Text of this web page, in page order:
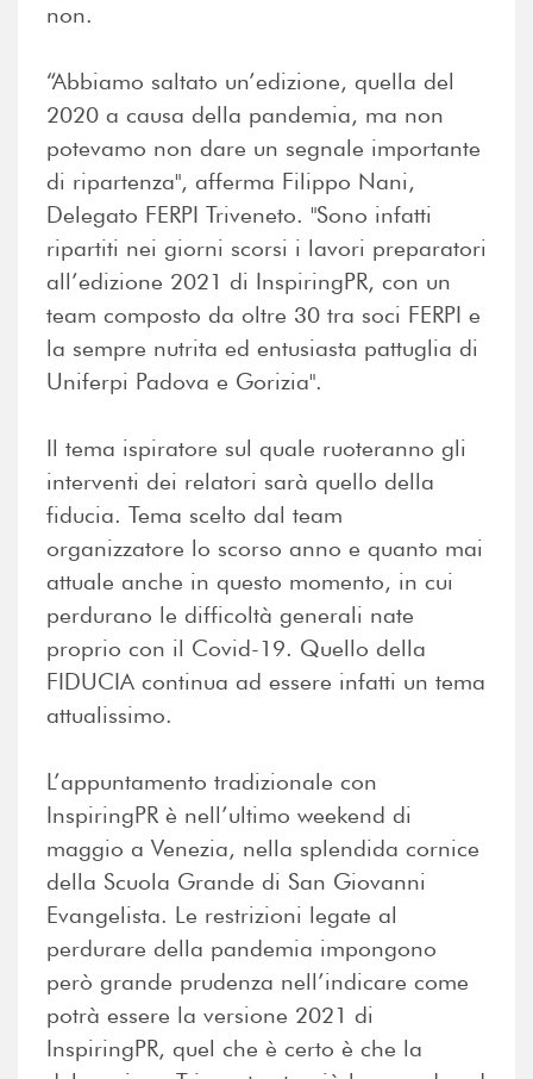
non.
“Abbiamo saltato un’edizione, quella del
2020 a causa della pandemia, ma non
potevamo non dare un segnale importante
di ripartenza", afferma Filippo Nani,
Delegato FERPI Triveneto. "Sono infatti
ripartiti nei giorni scorsi i lavori preparatori
all’edizione 2021 di InspiringPR, con un
team composto da oltre 30 tra soci FERPI e
la sempre nutrita ed entusiasta pattuglia di
Uniferpi Padova e Gorizia".
Il tema ispiratore sul quale ruoteranno gli
interventi dei relatori sarà quello della
fiducia. Tema scelto dal team
organizzatore lo scorso anno e quanto mai
attuale anche in questo momento, in cui
perdurano le difficoltà generali nate
proprio con il Covid-19. Quello della
FIDUCIA continua ad essere infatti un tema
attualissimo.
L’appuntamento tradizionale con
InspiringPR è nell’ultimo weekend di
maggio a Venezia, nella splendida cornice
della Scuola Grande di San Giovanni
Evangelista. Le restrizioni legate al
perdurare della pandemia impongono
però grande prudenza nell’indicare come
potrà essere la versione 2021 di
InspiringPR, quel che è certo è che la